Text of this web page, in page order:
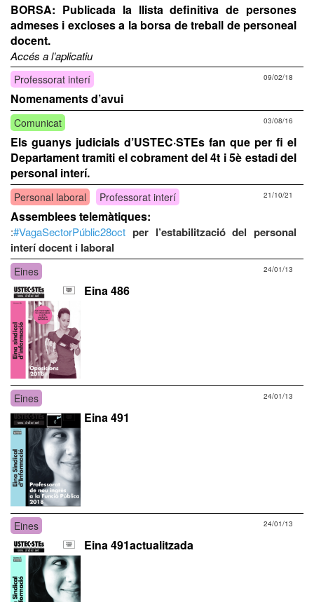
BORSA: Publicada la llista definitiva de persones
admeses i excloses a la borsa de treball de personeal
docent.
Accés a l’aplicatiu
Professorat interí 09/02/18
Nomenaments d’avui
Comunicat 03/08/16
Els guanys judicials d’USTEC·STEs fan que per fi el
Departament tramiti el cobrament del 4t i 5è estadi del
personal interí.
Personal laboral Professorat interí 21/10/21
Assemblees telemàtiques:
:#VagaSectorPúblic28oct per l’estabilització del personal
interí docent i laboral
Eines 24/01/13
Eina 486
Eines 24/01/13
Eina 491
Eines 24/01/13
Eina 491actualitzada